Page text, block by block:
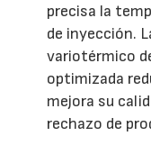
precisa la
de inyección.
variotérmico
optimizada
mejora su
rechazo de